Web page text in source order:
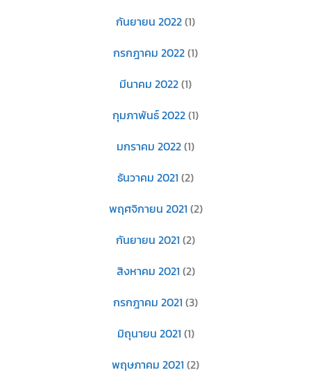
กันยายน 2022(1)
กรกฎาคม 2022(1)
มีนาคม 2022(1)
กุมภาพันธ์ 2022(1)
มกราคม 2022(1)
ธันวาคม 2021 (2)
พฤศจิกายน 2021 (2)
กันยายน 2021 (2)
สิงหาคม 2021 (2)
กรกฎาคม 2021 (3)
มิถุนายน 2021 (1)
พฤษภาคม 2021 (2)